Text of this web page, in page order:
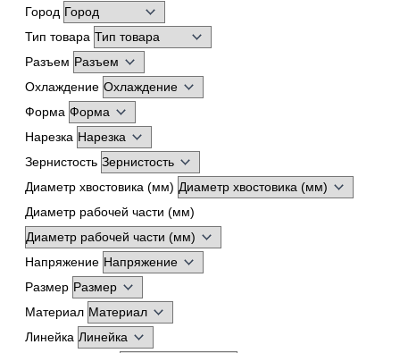
Город
Тип товара
Разъем
Охлаждение
Форма
Нарезка
Зернистость
Диаметр хвостовика (мм)
Диаметр рабочей части (мм)
Напряжение
Размер
Материал
Линейка